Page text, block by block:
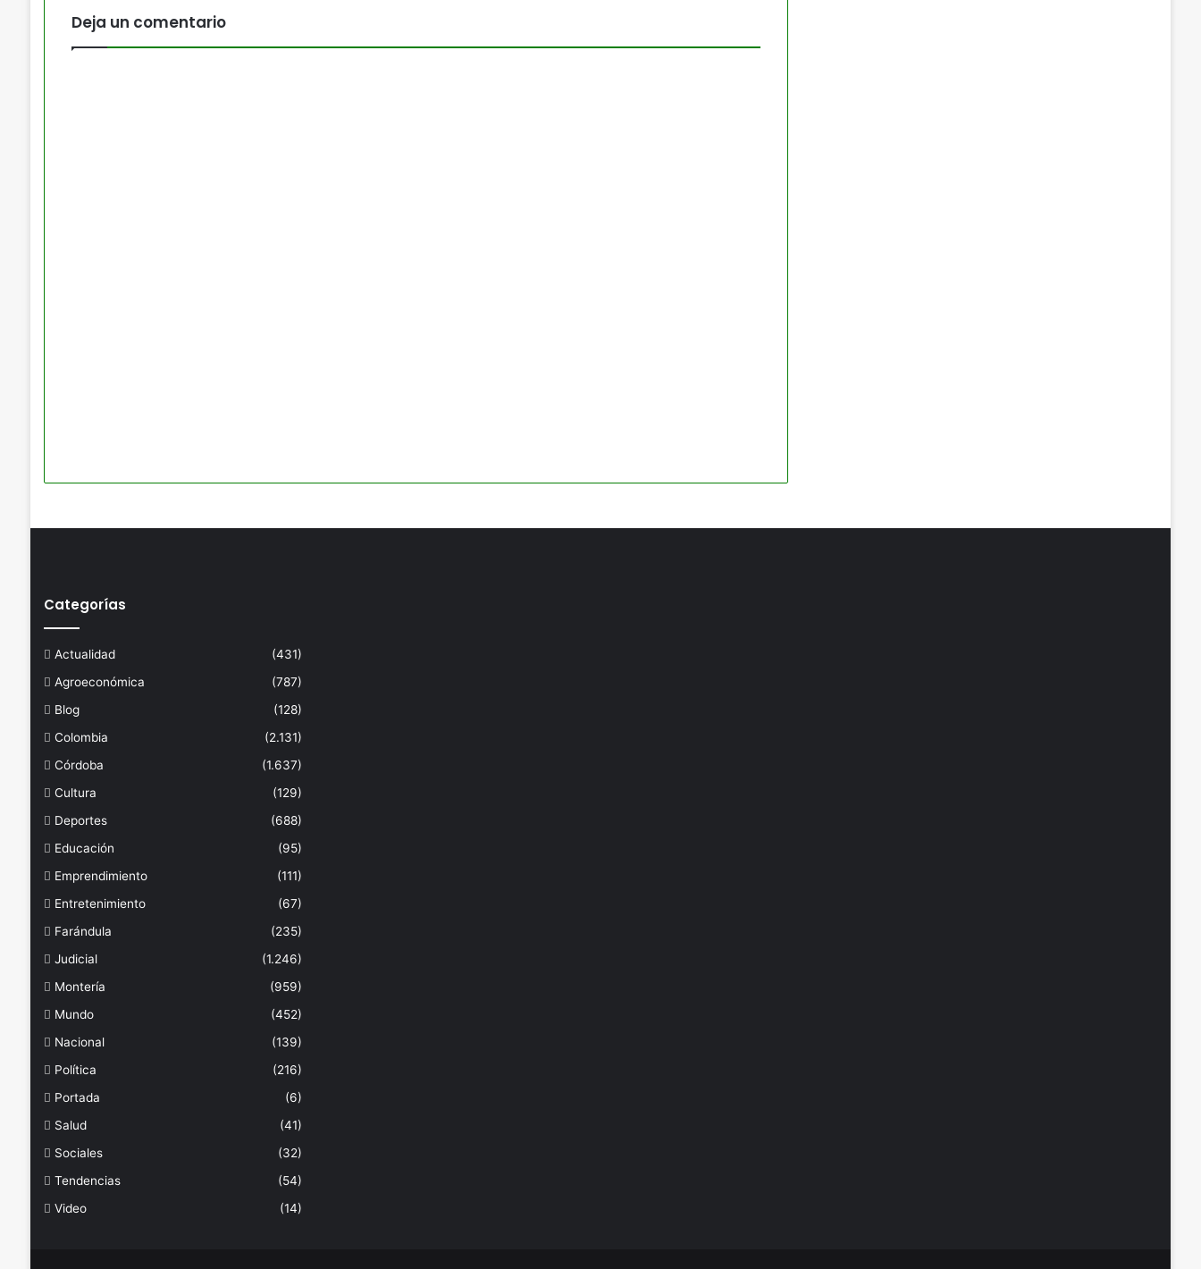
Deja un comentario
Categorías
Actualidad
(431)
Agroeconómica
(787)
Blog
(128)
Colombia
(2.131)
Córdoba
(1.637)
Cultura
(129)
Deportes
(688)
Educación
(95)
Emprendimiento
(111)
Entretenimiento
(67)
Farándula
(235)
Judicial
(1.246)
Montería
(959)
Mundo
(452)
Nacional
(139)
Política
(216)
Portada
(6)
Salud
(41)
Sociales
(32)
Tendencias
(54)
Video
(14)